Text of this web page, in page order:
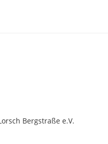
Bergstraße e.V.